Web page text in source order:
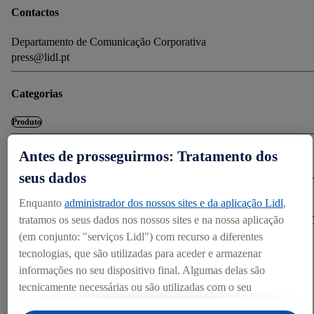
Contactos
Departamento de Comunicação Corporativa
press@lidl.pt
Categorias
Produto
Download
DOWNLOAD (3.78 MB)
Partilhar
Antes de prosseguirmos: Tratamento dos
seus dados
Enquanto administrador dos nossos sites e da aplicação Lidl,
tratamos os seus dados nos nossos sites e na nossa aplicação
(em conjunto: "serviços Lidl") com recurso a diferentes
tecnologias, que são utilizadas para aceder e armazenar
informações no seu dispositivo final. Algumas delas são
tecnicamente necessárias ou são utilizadas com o seu